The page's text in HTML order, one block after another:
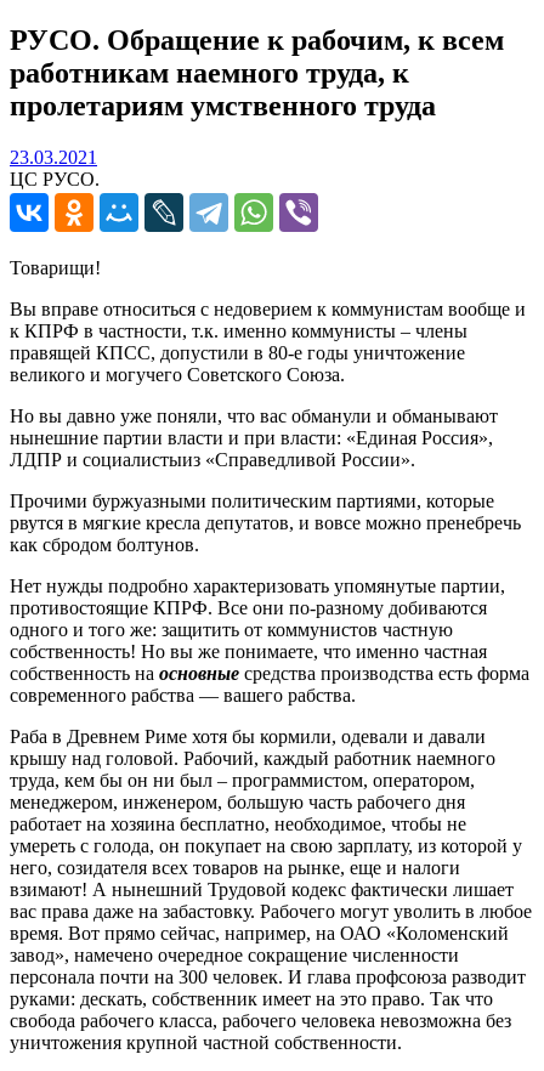
РУСО. Обращение к рабочим, к всем
работникам наемного труда, к
пролетариям умственного труда
23.03.2021
ЦС РУСО.
Товарищи!
Вы вправе относиться с недоверием к коммунистам вообще и
к КПРФ в частности, т.к. именно коммунисты – члены
правящей КПСС, допустили в 80-е годы уничтожение
великого и могучего Советского Союза.
Но вы давно уже поняли, что вас обманули и обманывают
нынешние партии власти и при власти: «Единая Россия»,
ЛДПР и социалистыиз «Справедливой России».
Прочими буржуазными политическим партиями, которые
рвутся в мягкие кресла депутатов, и вовсе можно пренебречь
как сбродом болтунов.
Нет нужды подробно характеризовать упомянутые партии,
противостоящие КПРФ. Все они по-разному добиваются
одного и того же: защитить от коммунистов частную
собственность! Но вы же понимаете, что именно частная
собственность на основные средства производства есть форма
современного рабства — вашего рабства.
Раба в Древнем Риме хотя бы кормили, одевали и давали
крышу над головой. Рабочий, каждый работник наемного
труда, кем бы он ни был – программистом, оператором,
менеджером, инженером, большую часть рабочего дня
работает на хозяина бесплатно, необходимое, чтобы не
умереть с голода, он покупает на свою зарплату, из которой у
него, созидателя всех товаров на рынке, еще и налоги
взимают! А нынешний Трудовой кодекс фактически лишает
вас права даже на забастовку. Рабочего могут уволить в любое
время. Вот прямо сейчас, например, на ОАО «Коломенский
завод», намечено очередное сокращение численности
персонала почти на 300 человек. И глава профсоюза разводит
руками: дескать, собственник имеет на это право. Так что
свобода рабочего класса, рабочего человека невозможна без
уничтожения крупной частной собственности.